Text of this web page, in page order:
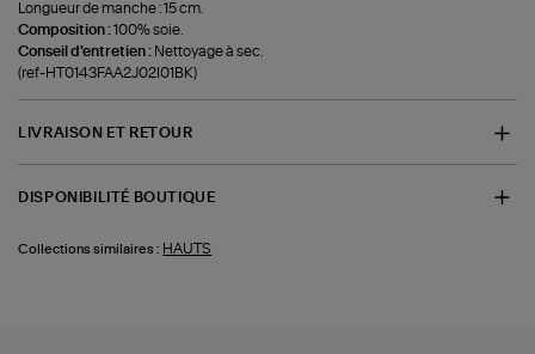
Longueur de manche : 15 cm.
Composition :100% soie.
Conseil d'entretien : Nettoyage à sec.
(ref-HT0143FAA2J02I01BK)
LIVRAISON ET RETOUR
DISPONIBILITÉ BOUTIQUE
Collections similaires : HAUTS